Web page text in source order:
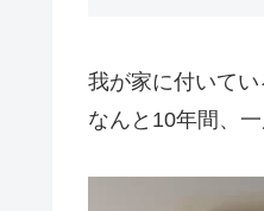
我が家に付いてい
なんと10年間、